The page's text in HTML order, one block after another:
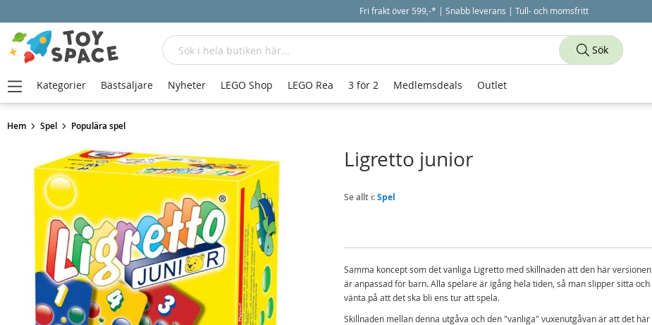
Fri frakt över 599,-* | Snabb leverans | Tull- och momsfritt
Hem Spel Populära spel
Ligretto junior
Se allt i:Spel
Samma koncept som det vanliga Ligretto med skillnaden att den här versionen
är anpassad för barn. Alla spelare är igång hela tiden, så man slipper sitta och
vänta på att det ska bli ens tur att spela.
Skillnaden mellan denna utgåva och den "vanliga" vuxenutgåvan är att det här
Sök
Sök
Kategorier Bästsäljare Nyheter LEGO Shop LEGO Rea 3 för 2 Medlemsdeals Outlet